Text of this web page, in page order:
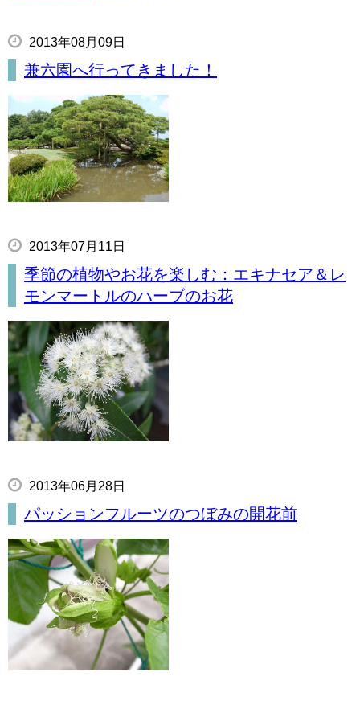
2013年08月09日
兼六園へ行ってきました！
2013年07月11日
季節の植物やお花を楽しむ：エキナセア＆レ
モンマートルのハーブのお花
2013年06月28日
パッションフルーツのつぼみの開花前